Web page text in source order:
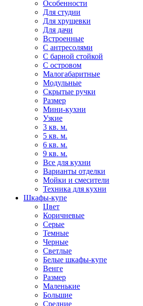
Особенности
Для студии
Для хрущевки
Для дачи
Встроенные
С антресолями
С барной стойкой
С островом
Малогабаритные
Модульные
Скрытые ручки
Размер
Мини-кухни
Узкие
3 кв. м.
5 кв. м.
6 кв. м.
9 кв. м.
Все для кухни
Варианты отделки
Мойки и смесители
Техника для кухни
Шкафы-купе
Цвет
Коричневые
Серые
Темные
Черные
Светлые
Белые шкафы-купе
Венге
Размер
Маленькие
Большие
Средние